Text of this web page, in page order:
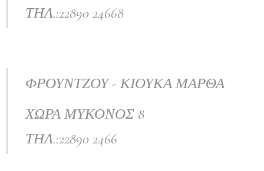
ΤΗΛ.:22890 24668
ΦΡΟΥΝΤΖΟΥ - ΚΙΟΥΚΑ ΜΑΡΘΑ
ΧΩΡΑ ΜΥΚΟΝΟΣ 8
ΤΗΛ.:22890 2466